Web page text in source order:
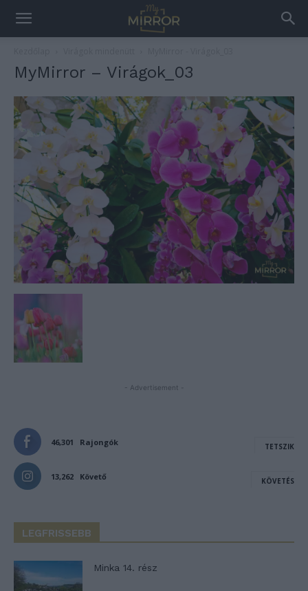
MyMirror – Virágok_03
- Advertisement -
46,301 Rajongók TETSZIK
13,262 Követő KÖVETÉS
LEGFRISSEBB
Minka 14. rész